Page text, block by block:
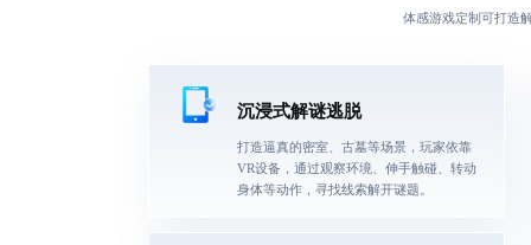
体感游戏定制可打造
沉浸式解谜逃脱
打造逼真的密室、古墓等场景，玩家依靠
VR设备，通过观察环境、伸手触碰、转动
身体等动作，寻找线索解开谜题。